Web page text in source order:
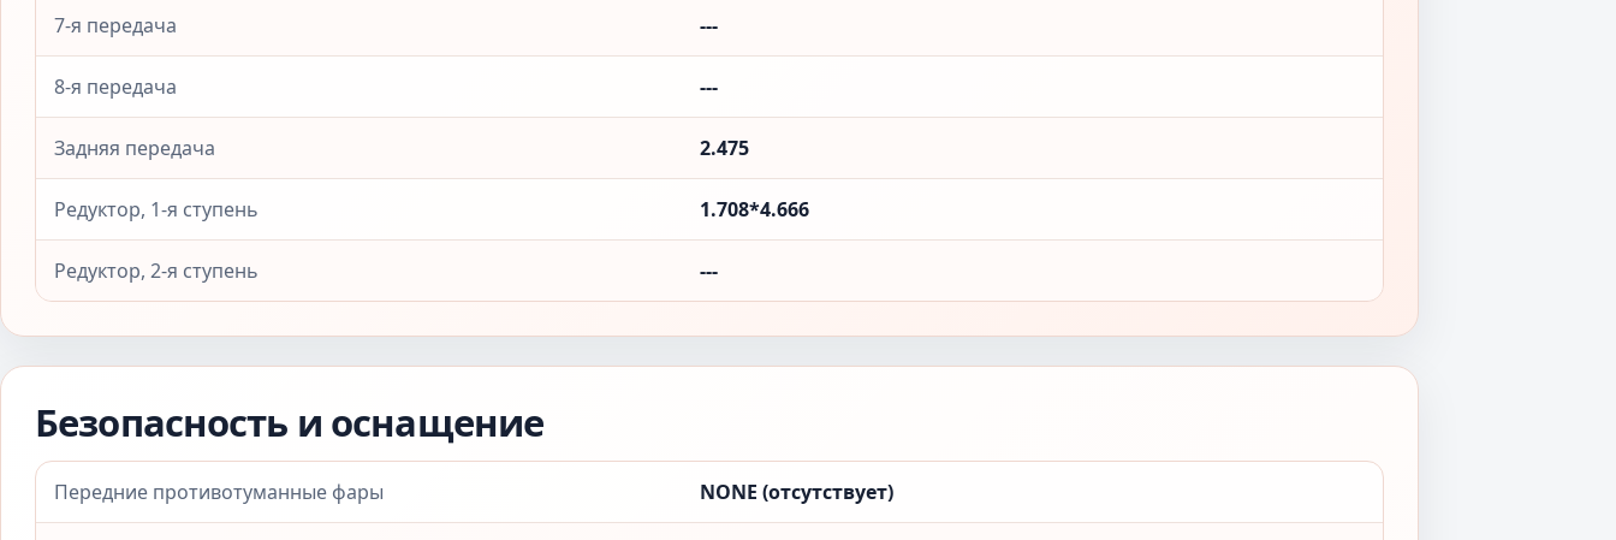
7-я передача ---
8-я передача ---
Задняя передача 2.475
Редуктор, 1-я ступень 1.708*4.666
Редуктор, 2-я ступень ---
Безопасность и оснащение
Передние противотуманные фары NONE (отсутствует)